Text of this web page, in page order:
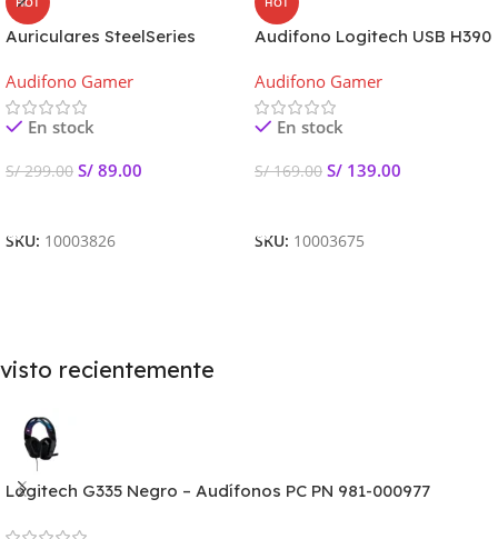
Auriculares SteelSeries
Audifono Gamer
En stock
S/299.00 S/ 89.00
SKU: 10003826
Audifono Logitech USB H390
Audifono Gamer
En stock
S/169.00 S/ 139.00
SKU: 10003675
visto recientemente
Logitech G335 Negro – Audífonos PC PN 981-000977